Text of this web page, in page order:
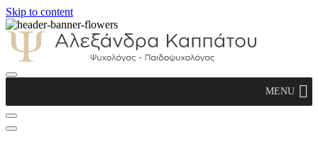
Skip to content
Παιδοψυχολόγος
MENU